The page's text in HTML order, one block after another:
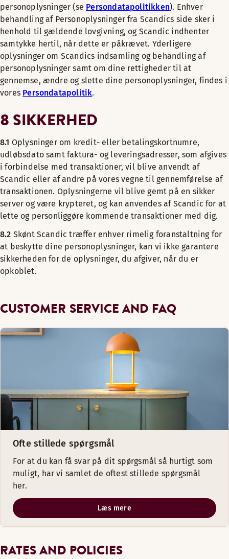
personoplysninger (se Persondatapolitikken). Enhver
behandling af Personoplysninger fra Scandics side sker i
henhold til gældende lovgivning, og Scandic indhenter
samtykke hertil, når dette er påkrævet. Yderligere
oplysninger om Scandics indsamling og behandling af
personoplysninger samt om dine rettigheder til at
gennemse, ændre og slette dine personoplysninger, findes i
vores Persondatapolitik.
8 SIKKERHED
8.1 Oplysninger om kredit- eller betalingskortnumre,
udløbsdato samt faktura- og leveringsadresser, som afgives
i forbindelse med transaktioner, vil blive anvendt af
Scandic eller af andre på vores vegne til gennemførelse af
transaktionen. Oplysningerne vil blive gemt på en sikker
server og være krypteret, og kan anvendes af Scandic for at
lette og personliggøre kommende transaktioner med dig.
8.2 Skønt Scandic træffer enhver rimelig foranstaltning for
at beskytte dine personoplysninger, kan vi ikke garantere
sikkerheden for de oplysninger, du afgiver, når du er
opkoblet.
CUSTOMER SERVICE AND FAQ
Ofte stillede spørgsmål
For at du kan få svar på dit spørgsmål så hurtigt som
muligt, har vi samlet de oftest stillede spørgsmål
her.
Læs mere
RATES AND POLICIES